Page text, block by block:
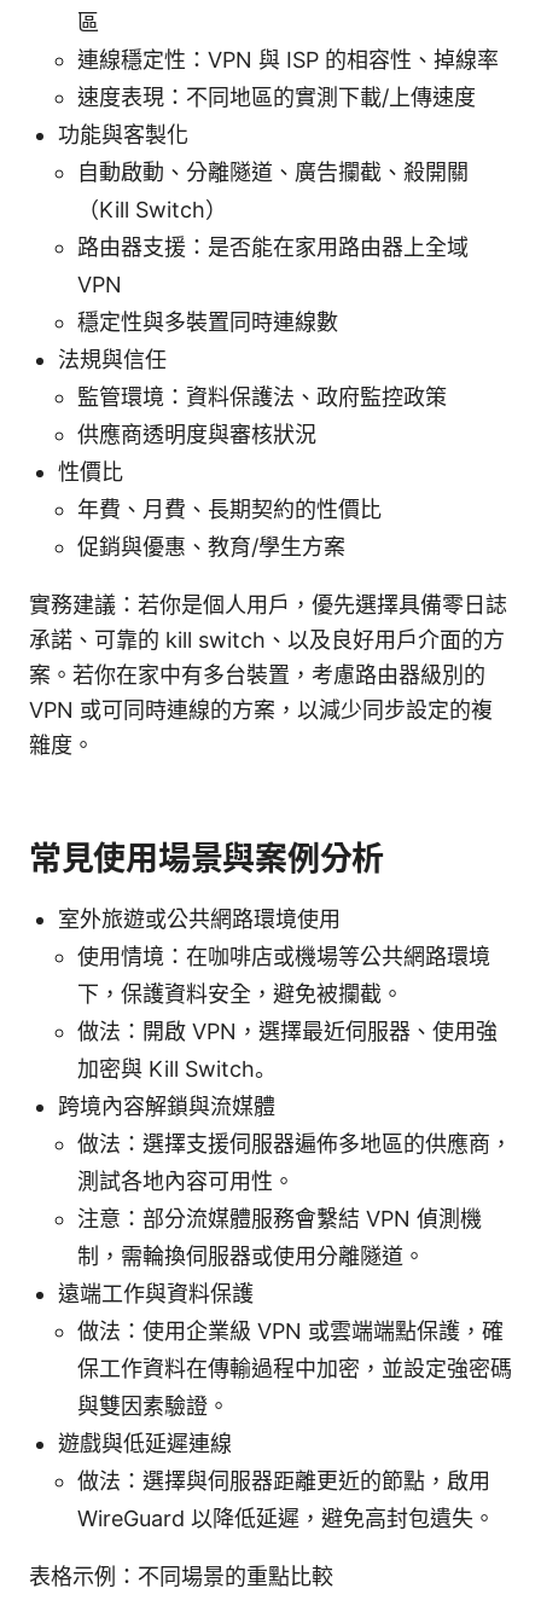
區
連線穩定性：VPN 與 ISP 的相容性、掉線率
速度表現：不同地區的實測下載/上傳速度
功能與客製化
自動啟動、分離隧道、廣告攔截、殺開關
（Kill Switch）
路由器支援：是否能在家用路由器上全域
VPN
穩定性與多裝置同時連線數
法規與信任
監管環境：資料保護法、政府監控政策
供應商透明度與審核狀況
性價比
年費、月費、長期契約的性價比
促銷與優惠、教育/學生方案
實務建議：若你是個人用戶，優先選擇具備零日誌
承諾、可靠的 kill switch、以及良好用戶介面的方
案。若你在家中有多台裝置，考慮路由器級別的
VPN 或可同時連線的方案，以減少同步設定的複
雜度。
常見使用場景與案例分析
室外旅遊或公共網路環境使用
使用情境：在咖啡店或機場等公共網路環境
下，保護資料安全，避免被攔截。
做法：開啟 VPN，選擇最近伺服器、使用強
加密與 Kill Switch。
跨境內容解鎖與流媒體
做法：選擇支援伺服器遍佈多地區的供應商，
測試各地內容可用性。
注意：部分流媒體服務會繫結 VPN 偵測機
制，需輪換伺服器或使用分離隧道。
遠端工作與資料保護
做法：使用企業級 VPN 或雲端端點保護，確
保工作資料在傳輸過程中加密，並設定強密碼
與雙因素驗證。
遊戲與低延遲連線
做法：選擇與伺服器距離更近的節點，啟用
WireGuard 以降低延遲，避免高封包遺失。
表格示例：不同場景的重點比較